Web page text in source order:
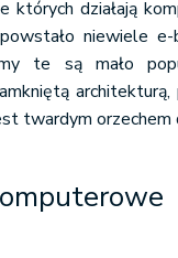
których działają
niewiele e-
te są mało
twardym orzechem